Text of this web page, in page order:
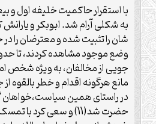
با استقرار حاکمیت خلیفه اول و
به شکلی آرام شد. ابوبکر و
شان را تثبیت شده و معترضان را
وضع موجود مشاهده کردند، تا
جویی از مخالفان، به ویژه شخص
مانع هرگونه اقدام و خطر بالقوه
در راستای همین سیاست،خواهان
حضرت شد(11) و سعی کرد